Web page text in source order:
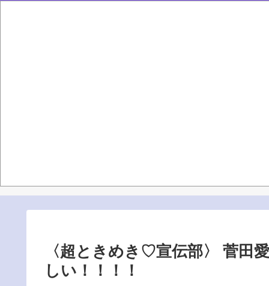
〈超ときめき♡宣伝部〉 菅
しい！！！！